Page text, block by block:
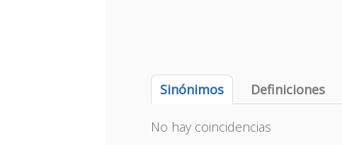
Sinónimos Definiciones
No hay coincidencias